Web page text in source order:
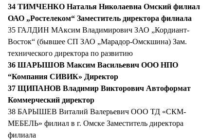
34 ТИМЧЕНКО Наталья Николаевна Омский филиал
ОАО „Ростелеком“ Заместитель директора филиала
35 ГАЛДИН МАксим Владимирович ЗАО „Кордиант-
Восток“ (бывшее СП ЗАО „Марадор-Омскшина) Зам.
технического директора по развитию
36 ШАРЫШОВ Максим Васильевич ООО НПО
“Компания СИВИК» Директор
37 ЩИПАНОВ Владимир Викторович Автоформат
Коммерческий директор
38 БАРЫШЕВ Виталий Валерьевич ООО ТД «СКМ-
МЕБЕЛЬ» филиал в г. Омске Заместитель директора
филиала